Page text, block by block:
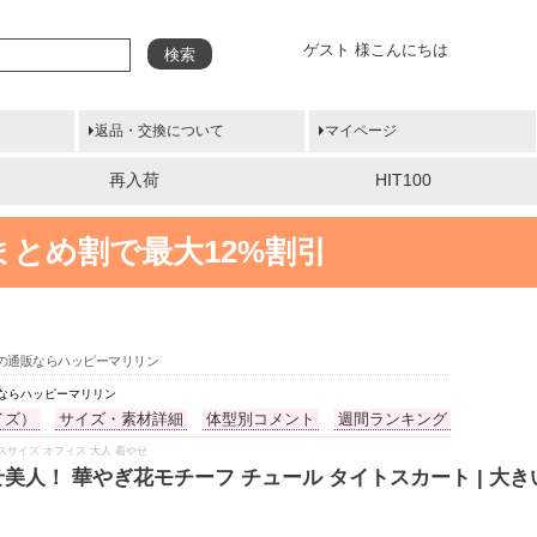
ゲスト 様こんにちは
検索
返品・交換について マイページ
再入荷 HIT100
め割で最大12%割引
通販ならハッピーマリリン
らハッピーマリリン
） サイズ・素材詳細 体型別コメント 週間ランキング
サイズ オフィス 大人 着やせ
人！ 華やぎ花モチーフ チュール タイトスカート | 大